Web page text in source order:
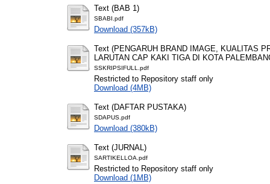
Text (BAB 1)
SBABI.pdf
Download (357kB)
Text (PENGARUH BRAND IMAGE, KUALITAS
LARUTAN CAP KAKI TIGA DI KOTA
SSKRIPSIFULL.pdf
Restricted to Repository staff only
Download (4MB)
Text (DAFTAR PUSTAKA)
SDAPUS.pdf
Download (380kB)
Text (JURNAL)
SARTIKELLOA.pdf
Restricted to Repository staff only
Download (1MB)